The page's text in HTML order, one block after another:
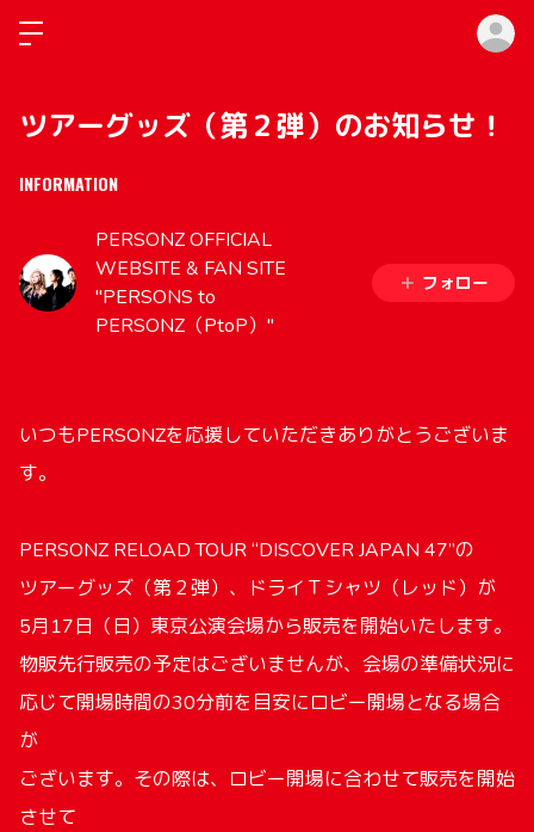
ツアーグッズ（第２弾）のお知らせ！
INFORMATION
PERSONZ OFFICIAL
WEBSITE & FAN SITE
"PERSONS to
PERSONZ（PtoP）"
フォロー
いつもPERSONZを応援していただきありがとうございま
す。
PERSONZ RELOAD TOUR “DISCOVER JAPAN 47”の
ツアーグッズ（第２弾）、ドライＴシャツ（レッド）が
5月17日（日）東京公演会場から販売を開始いたします。
物販先行販売の予定はございませんが、会場の準備状況に
応じて開場時間の30分前を目安にロビー開場となる場合
が
ございます。その際は、ロビー開場に合わせて販売を開始
させて